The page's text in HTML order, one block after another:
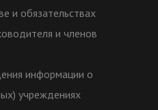
и обязательствах
и членов
информации о
учреждениях